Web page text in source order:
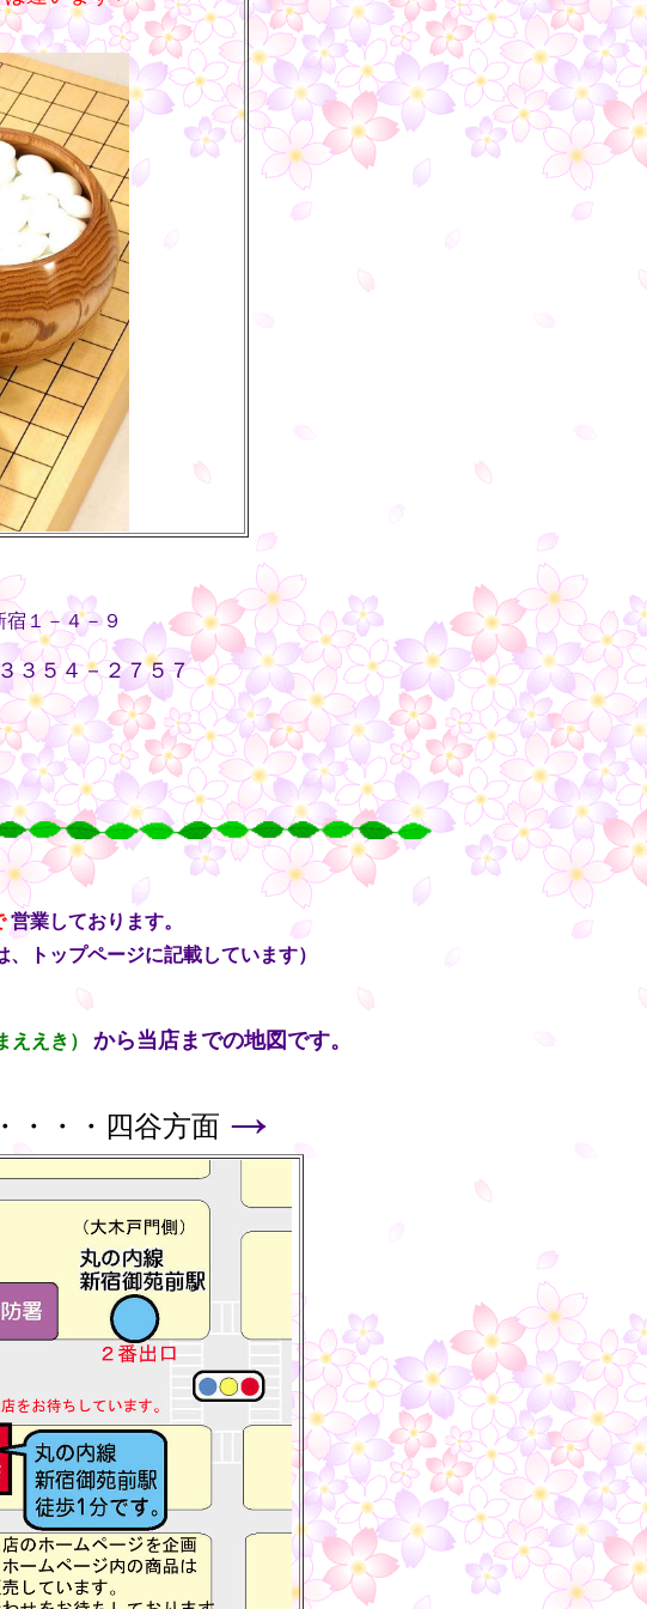
１－４－９
３５４－２７５７ ・・
○
○
○
○
営業しております。
トップページに記載しています）
ええき） から当店までの地図です。
・・・四谷方面 →